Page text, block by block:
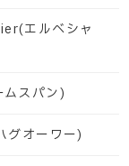
エルベシャ
スパン)
グオーワー)